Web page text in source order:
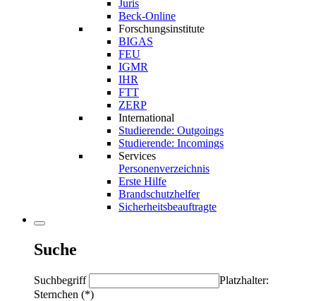
Juris
Beck-Online
Forschungsinstitute
BIGAS
FEU
IGMR
IHR
FTT
ZERP
International
Studierende: Outgoings
Studierende: Incomings
Services
Personenverzeichnis
Erste Hilfe
Brandschutzhelfer
Sicherheitsbeauftragte
Suche
Suchbegriff
Platzhalter:
Sternchen (*)